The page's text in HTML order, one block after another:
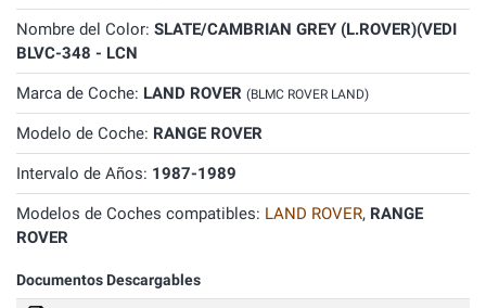
Nombre del Color: SLATE/CAMBRIAN GREY (L.ROVER)(VEDI
BLVC-348 - LCN
Marca de Coche: LAND ROVER (BLMC ROVER LAND)
Modelo de Coche: RANGE ROVER
Intervalo de Años: 1987-1989
Modelos de Coches compatibles: LAND ROVER, RANGE
ROVER
Documentos Descargables